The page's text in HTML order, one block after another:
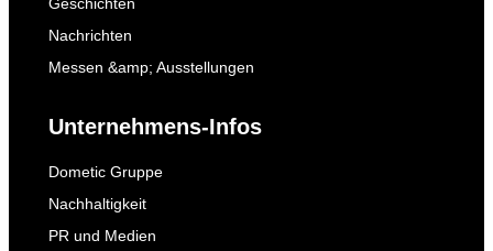
Nachrichten
Messen &amp; Ausstellungen
Unternehmens-Infos
Dometic Gruppe
Nachhaltigkeit
PR und Medien